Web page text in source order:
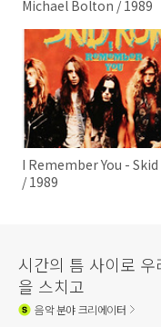
Michael Bolton / 1989
I Remember You -
/ 1989
시간의 틈 사이로
을 스치고
음악분야 크리에이터